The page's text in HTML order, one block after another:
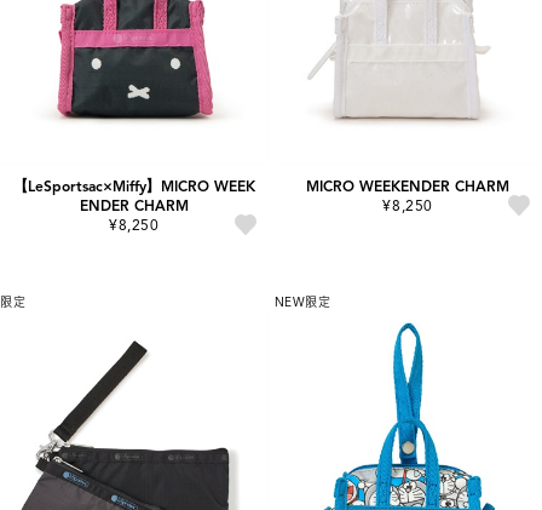
【LeSportsac×Miffy】MICRO WEEK
ENDER CHARM
¥8,250
MICRO WEEKENDER CHARM
¥8,250
限定 NEW限定